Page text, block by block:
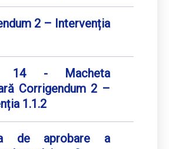
2 – Intervenția
14 - Macheta
Corrigendum 2 –
1.1.2
de aprobare a